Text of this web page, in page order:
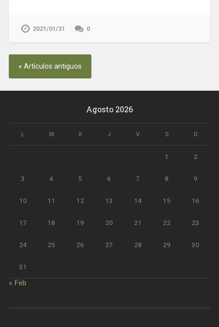
2021/01/31 0
« Artículos antiguos
Agosto 2026
L M X J V S D
1 2
3 4 5 6 7 8 9
10 11 12 13 14 15 16
17 18 19 20 21 22 23
24 25 26 27 28 29 30
31
« Feb